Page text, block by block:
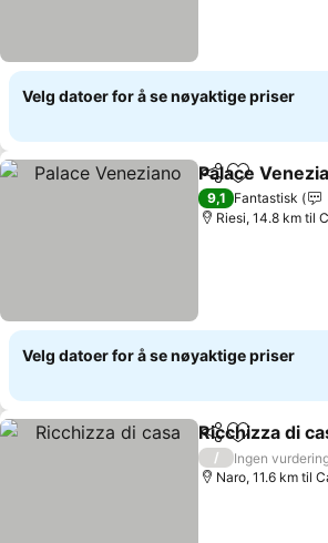
Velg datoer for å se nøyaktige priser
Del Legg til i
Palace
9,1 Fantastisk
Riesi, 14.8 km til
Velg datoer for å se nøyaktige priser
Del Legg til i
Ricchizza di
/
Ingen
Naro, 11.6 km til